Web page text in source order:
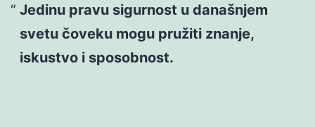
Jedinu pravu sigurnost u današnjem
svetu čoveku mogu pružiti znanje,
iskustvo i sposobnost.